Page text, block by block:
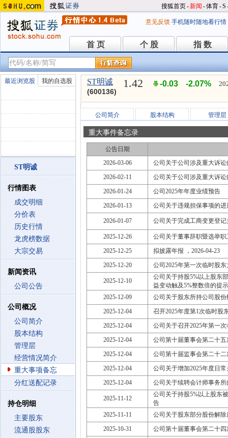
搜狐首页-新闻 -体育-S
意见反馈 手机随时随地看行情
首 页
首 页 个 股
个 股 指 数
指 数
最近浏览股 我的自选股
ST明诚
行情图表
成交明细
分价表
历史行情
龙虎榜数据
大宗交易
新闻资讯
公司公告
公司概况
公司简介
股本结构
管理层
经营情况简介
重大事项备忘
分红送配记录
持仓明细
主要股东
流通股股东
ST明诚
(600136)
1.42 -0.03 -2.07%
公司简介 股本结构 管理层
重大事件备忘录
公告日期
2026-03-06
公司关于公司涉及重大诉
2026-02-11
公司关于公司涉及重大诉
2026-01-24
公司2025年年度业绩预告
2026-01-13
公司关于违规担保事项的进
2026-01-07 公司关于完成工商变更登
2025-12-26
公司关于董事辞职暨选举
2025-12-25
拟披露年报 ，2026-04-23
2025-12-20
公司2025年第一次临时股
2025-12-10
公司关于持股5%以上股东
益变动触及5%整数倍的提
2025-12-09
公司关于股东所持公司股
2025-12-04
召开2025年度第1次临时股
2025-12-04
公司关于召开2025年第一
2025-12-04
公司第十届董事会第二十
2025-12-04
公司第十届监事会第二十
2025-12-04
公司关于增加2025年度日
2025-12-04
公司关于续聘会计师事务所
2025-11-12
公司关于持股5%以上股东
告
2025-11-11
公司关于股东部分股份解
2025-10-31
公司第十届董事会第二十